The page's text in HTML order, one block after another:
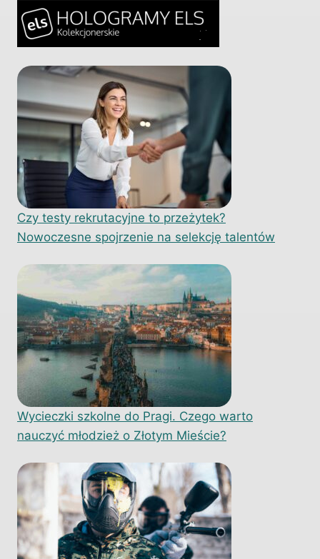
Czy testy rekrutacyjne to przeżytek?
Nowoczesne spojrzenie na selekcję talentów
Wycieczki szkolne do Pragi. Czego warto
nauczyć młodzież o Złotym Mieście?